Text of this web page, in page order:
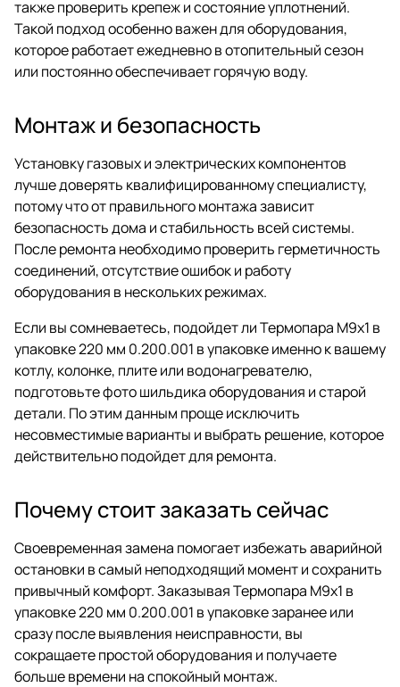
также проверить крепеж и состояние уплотнений.
Такой подход особенно важен для оборудования,
которое работает ежедневно в отопительный сезон
или постоянно обеспечивает горячую воду.
Монтаж и безопасность
Установку газовых и электрических компонентов
лучше доверять квалифицированному специалисту,
потому что от правильного монтажа зависит
безопасность дома и стабильность всей системы.
После ремонта необходимо проверить герметичность
соединений, отсутствие ошибок и работу
оборудования в нескольких режимах.
Если вы сомневаетесь, подойдет ли Термопара М9х1 в
упаковке 220 мм 0.200.001 в упаковке именно к вашему
котлу, колонке, плите или водонагревателю,
подготовьте фото шильдика оборудования и старой
детали. По этим данным проще исключить
несовместимые варианты и выбрать решение, которое
действительно подойдет для ремонта.
Почему стоит заказать сейчас
Своевременная замена помогает избежать аварийной
остановки в самый неподходящий момент и сохранить
привычный комфорт. Заказывая Термопара М9х1 в
упаковке 220 мм 0.200.001 в упаковке заранее или
сразу после выявления неисправности, вы
сокращаете простой оборудования и получаете
больше времени на спокойный монтаж.